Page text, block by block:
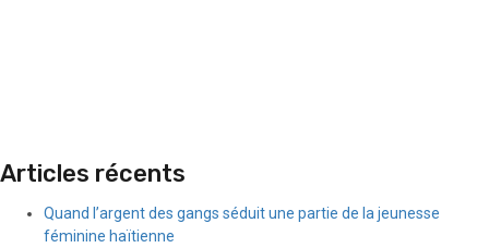
Articles récents
Quand l’argent des gangs séduit une partie de la jeunesse
féminine haïtienne